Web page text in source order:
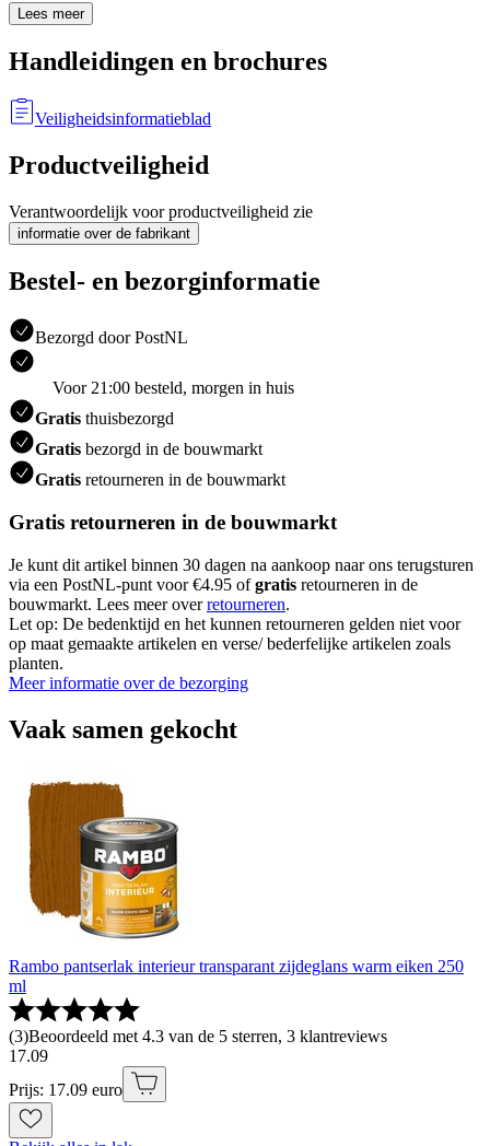
Lees meer
Handleidingen en brochures
Veiligheidsinformatieblad
Productveiligheid
Verantwoordelijk voor productveiligheid zie
informatie over de fabrikant
Bestel- en bezorginformatie
Bezorgd door PostNL
Voor 21:00 besteld, morgen in huis
Gratis thuisbezorgd
Gratis bezorgd in de bouwmarkt
Gratis retourneren in de bouwmarkt
Gratis retourneren in de bouwmarkt
Je kunt dit artikel binnen 30 dagen na aankoop naar ons terugsturen
via een PostNL-punt voor €4.95 ofgratis retourneren in de
bouwmarkt. Lees meer overretourneren.
Let op: De bedenktijd en het kunnen retourneren gelden niet voor
op maat gemaakte artikelen en verse/ bederfelijke artikelen zoals
planten.
Meer informatie over de bezorging
Vaak samen gekocht
Rambo pantserlak interieur transparant zijdeglans warm eiken 250
ml
(3)Beoordeeld met 4.3 van de 5 sterren, 3 klantreviews
17.09
Prijs: 17.09 euro